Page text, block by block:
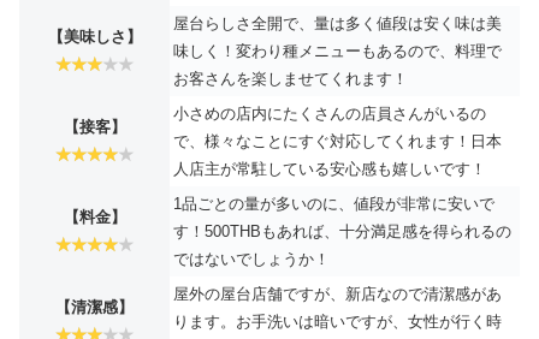
【美味しさ】
屋台らしさ全開で、量は多く値段は安く味は美
味しく！変わり種メニューもあるので、料理で
お客さんを楽しませてくれます！
【接客】
小さめの店内にたくさんの店員さんがいるの
で、様々なことにすぐ対応してくれます！日本
人店主が常駐している安心感も嬉しいです！
【料金】
1品ごとの量が多いのに、値段が非常に安いで
す！500THBもあれば、十分満足感を得られるの
ではないでしょうか！
【清潔感】
屋外の屋台店舗ですが、新店なので清潔感があ
ります。お手洗いは暗いですが、女性が行く時